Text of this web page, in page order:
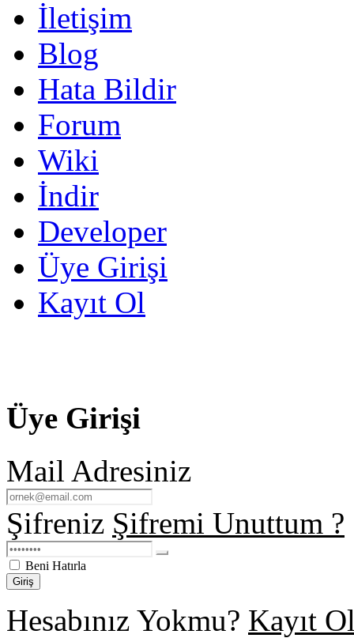
İletişim
Blog
Hata Bildir
Forum
Wiki
İndir
Developer
Üye Girişi
Kayıt Ol
Üye Girişi
Mail Adresiniz
Şifreniz Şifremi Unuttum ?
Beni Hatırla
Giriş
Hesabınız Yokmu? Kayıt